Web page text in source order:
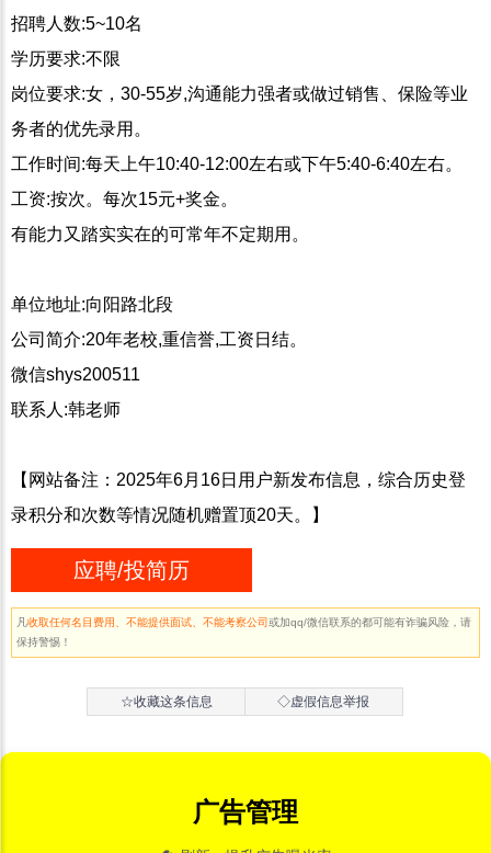
招聘人数:5~10名
学历要求:不限
岗位要求:女，30-55岁,沟通能力强者或做过销售、保险等业
务者的优先录用。
工作时间:每天上午10:40-12:00左右或下午5:40-6:40左右。
工资:按次。每次15元+奖金。
有能力又踏实实在的可常年不定期用。
单位地址:向阳路北段
公司简介:20年老校,重信誉,工资日结。
微信shys200511
联系人:韩老师
【网站备注：2025年6月16日用户新发布信息，综合历史登
录积分和次数等情况随机赠置顶20天。】
应聘/投简历
凡收取任何名目费用、不能提供面试、不能考察公司或加qq/微信联系的都可能有诈骗风险，请
保持警惕！
☆收藏这条信息 ◇虚假信息举报
广告管理